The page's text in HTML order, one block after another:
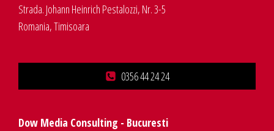
Strada. Johann Heinrich Pestalozzi, Nr. 3-5
Romania, Timisoara
0356 44 24 24
Dow Media Consulting - Bucuresti